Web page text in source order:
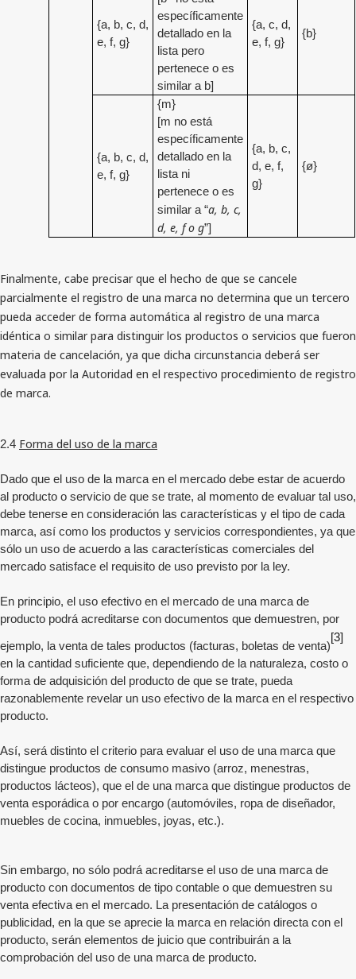
{a, b, c, d,
e, f, g}
específicamente
detallado en la
lista pero
pertenece o es
similar a b]
{a, c, d,
e, f, g}
{b}
{a, b, c, d,
e, f, g}
{m}
[m no está
específicamente
detallado en la
lista ni
pertenece o es
similar a “a, b, c,
d, e, f o g”]
{a, b, c,
d, e, f,
g}
{ø}
Finalmente, cabe precisar que el hecho de que se cancele
parcialmente el registro de una marca no determina que un tercero
pueda acceder de forma automática al registro de una marca
idéntica o similar para distinguir los productos o servicios que fueron
materia de cancelación, ya que dicha circunstancia deberá ser
evaluada por la Autoridad en el respectivo procedimiento de registro
de marca.
2.4 Forma del uso de la marca
Dado que el uso de la marca en el mercado debe estar de acuerdo
al producto o servicio de que se trate, al momento de evaluar tal uso,
debe tenerse en consideración las características y el tipo de cada
marca, así como los productos y servicios correspondientes, ya que
sólo un uso de acuerdo a las características comerciales del
mercado satisface el requisito de uso previsto por la ley.
En principio, el uso efectivo en el mercado de una marca de
producto podrá acreditarse con documentos que demuestren, por
ejemplo, la venta de tales productos (facturas, boletas de venta)
[3]
en la cantidad suficiente que, dependiendo de la naturaleza, costo o
forma de adquisición del producto de que se trate, pueda
razonablemente revelar un uso efectivo de la marca en el respectivo
producto.
Así, será distinto el criterio para evaluar el uso de una marca que
distingue productos de consumo masivo (arroz, menestras,
productos lácteos), que el de una marca que distingue productos de
venta esporádica o por encargo (automóviles, ropa de diseñador,
muebles de cocina, inmuebles, joyas, etc.).
Sin embargo, no sólo podrá acreditarse el uso de una marca de
producto con documentos de tipo contable o que demuestren su
venta efectiva en el mercado. La presentación de catálogos o
publicidad, en la que se aprecie la marca en relación directa con el
producto, serán elementos de juicio que contribuirán a la
comprobación del uso de una marca de producto.